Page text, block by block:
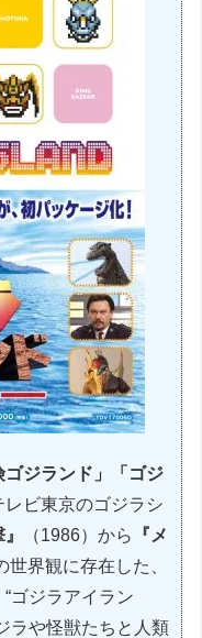
ゴジランド」「ゴジ
ビ東京のゴジラシ
（1986）から
『メ
世界観に存在した、
ゴジラアイラン
ラや怪獣たちと人類